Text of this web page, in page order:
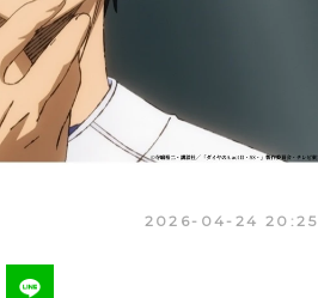
2026-04-24 20:25